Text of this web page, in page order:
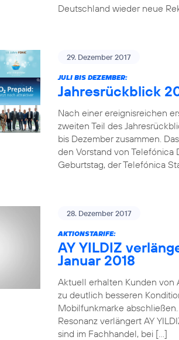
Deutschland wieder neue
29. Dezember 2017
JULI BIS DEZEMBER:
Jahresrückblick
Nach einer ereignisreichen
zweiten Teil des
bis Dezember zusammen.
den Vorstand von Telefónica
Geburtstag, der Telefónica
28. Dezember 2017
AKTIONSTARIFE:
AY YILDIZ
Januar 2018
Aktuell erhalten Kunden von
zu deutlich besseren
Mobilfunkmarke
Resonanz verlängert AY
sind im Fachhandel, bei […]